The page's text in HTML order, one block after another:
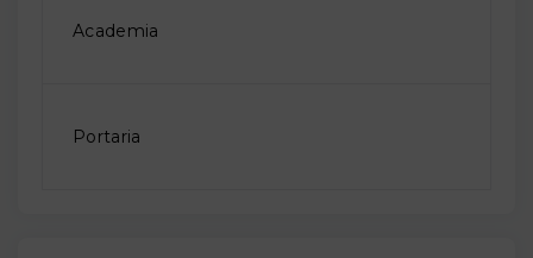
Academia
Portaria